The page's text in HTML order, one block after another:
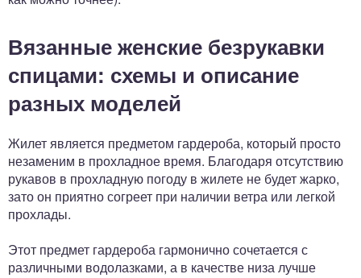
Вязанные женские безрукавки
спицами: схемы и описание
разных моделей
Жилет является предметом гардероба, который просто
незаменим в прохладное время. Благодаря отсутствию
рукавов в прохладную погоду в жилете не будет жарко,
зато он приятно согреет при наличии ветра или легкой
прохлады.
Этот предмет гардероба гармонично сочетается с
различными водолазками, а в качестве низа лучше